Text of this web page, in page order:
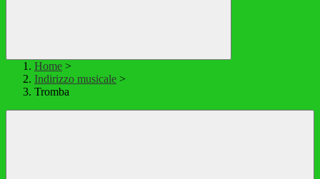
Home >
Indirizzo musicale >
Tromba